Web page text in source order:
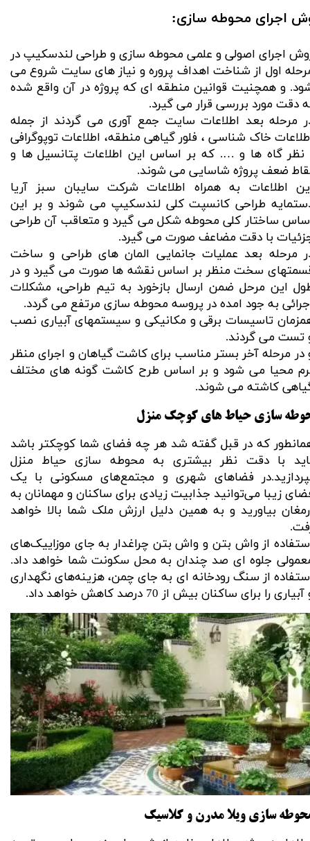
اجرای اصولی و علمی محوطه سازی و طراحی لندسکیپ در
اول از شناخت اهداف پروره و نیاز های سایت شروع می
و همچنیت قوانین منطقه ای که پروژه در آن واقع شده
دقت مورد بررسی قرار می گیرد.
مرحله بعد اطلاعات سایت جمع آوری می گردند از جمله
خاک شناسی ، فلور گیاهی منطقه، اطلاعات توپوگرافی
نظر گاه ها و …. که بر اساس این اطلاعات پتانسیل ها و
ضعف پروژه شاسایی می شوند.
اطلاعات به همراه اطلاعات شرکت سایبان سبز آریا
طراحی کانسپت کلی لندسکیپ می شوند و بر این
ساختار کلی محوطه شکل می گیرد و متعاقب آن طراحی
با دقت مضاعف صورت می گیرد.
مرحله بعد عملیات جانمایی المان های طراحی و ساخت
سخت منظر بر اساس نقشه ها صورت می گیرد و در
این مرحل ضمن ارسال بازخورد به تیم طراحی، مشکلات
به جود امده در پروسه محوطه سازی مرتفع می گردد.
تاسیسات برقی و مکانیکی و سیستمهای آبیاری نصب
تست می گردند.
در مرحله آخر بستر مناسب برای کاشت گیاهان و اجرای منظر
محیا می شود و بر اساس طرح کاشت گونه های مختلف
کاشته می شوند.
اجرای محوطه سازی:
که در قبل گفته شد هر چه فضای شما کوچکتر باشد
با دقت نظر بیشتری به محوطه سازی حیاط منزل
فضاهای شهری و مجتمع‌های مسکونی با یک
زیبا می‌توانید جذابیت زیادی برای ساکنان و مهمانان به
بیاورید و به همین دلیل ارزش ملک شما بالا خواهد
از واش بتن و واش بتن چراغدار به جای موزاییک‌های
جلوه ای صد چندان به محل سکونت شما خواهد داد.
از سنگ رودخانه ای به جای چمن، هزینه‌های نگهداری
آبیاری را برای ساکنان بیش از 70 درصد کاهش خواهد داد.
سازی ویلا مدرن و کلاسیک
سازی حیاط های کوچک منزل